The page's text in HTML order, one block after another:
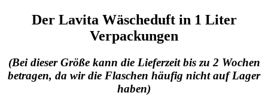
Der Lavita Wäscheduft in 1 Liter
Verpackungen
(Bei dieser Größe kann die Lieferzeit bis zu 2 Wochen
betragen, da wir die Flaschen häufig nicht auf Lager
haben)